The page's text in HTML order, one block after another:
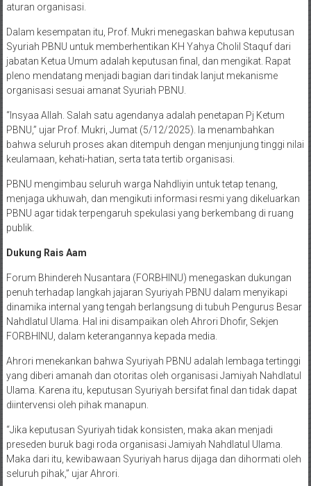
aturan organisasi.
Dalam kesempatan itu, Prof. Mukri menegaskan bahwa keputusan
Syuriah PBNU untuk memberhentikan KH Yahya Cholil Staquf dari
jabatan Ketua Umum adalah keputusan final, dan mengikat. Rapat
pleno mendatang menjadi bagian dari tindak lanjut mekanisme
organisasi sesuai amanat Syuriah PBNU.
“Insyaa Allah. Salah satu agendanya adalah penetapan Pj Ketum
PBNU,” ujar Prof. Mukri, Jumat (5/12/2025). Ia menambahkan
bahwa seluruh proses akan ditempuh dengan menjunjung tinggi nilai
keulamaan, kehati-hatian, serta tata tertib organisasi.
PBNU mengimbau seluruh warga Nahdliyin untuk tetap tenang,
menjaga ukhuwah, dan mengikuti informasi resmi yang dikeluarkan
PBNU agar tidak terpengaruh spekulasi yang berkembang di ruang
publik.
Dukung Rais Aam
Forum Bhindereh Nusantara (FORBHINU) menegaskan dukungan
penuh terhadap langkah jajaran Syuriyah PBNU dalam menyikapi
dinamika internal yang tengah berlangsung di tubuh Pengurus Besar
Nahdlatul Ulama. Hal ini disampaikan oleh Ahrori Dhofir, Sekjen
FORBHINU, dalam keterangannya kepada media.
Ahrori menekankan bahwa Syuriyah PBNU adalah lembaga tertinggi
yang diberi amanah dan otoritas oleh organisasi Jamiyah Nahdlatul
Ulama. Karena itu, keputusan Syuriyah bersifat final dan tidak dapat
diintervensi oleh pihak manapun.
“Jika keputusan Syuriyah tidak konsisten, maka akan menjadi
preseden buruk bagi roda organisasi Jamiyah Nahdlatul Ulama.
Maka dari itu, kewibawaan Syuriyah harus dijaga dan dihormati oleh
seluruh pihak,” ujar Ahrori.